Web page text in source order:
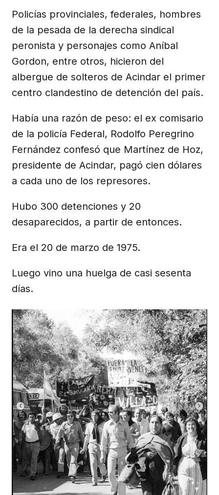
Policías provinciales, federales, hombres
de la pesada de la derecha sindical
peronista y personajes como Aníbal
Gordon, entre otros, hicieron del
albergue de solteros de Acindar el primer
centro clandestino de detención del país.
Había una razón de peso: el ex comisario
de la policía Federal, Rodolfo Peregrino
Fernández confesó que Martínez de Hoz,
presidente de Acindar, pagó cien dólares
a cada uno de los represores.
Hubo 300 detenciones y 20
desaparecidos, a partir de entonces.
Era el 20 de marzo de 1975.
Luego vino una huelga de casi sesenta
días.